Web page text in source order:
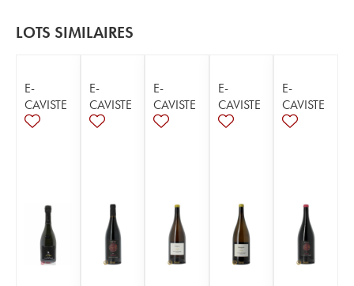
LOTS SIMILAIRES
E-
CAVISTE
E-
CAVISTE
E-
CAVISTE
E-
CAVISTE
E-
CAVISTE